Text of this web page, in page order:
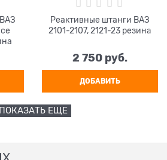
Реактивные штанги ВАЗ
2101-2107, 2121-23 резина
2 750 руб.
ДОБАВИТЬ
ПОКАЗАТЬ ЕЩЕ